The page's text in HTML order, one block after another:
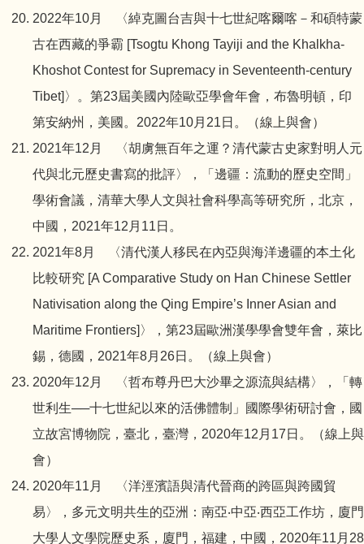
2022年10月 〈綽克圖台吉與十七世紀喀爾喀－和碩特蒙
古在西藏的爭霸 [Tsogtu Khong Tayiji and the Khalkha-
Khoshot Contest for Supremacy in Seventeenth-century
Tibet]〉。第23屆美國內陸歐亞學會年會，布魯明頓， 印
第安納州，美國。2022年10月21日。（線上與會）
2021年12月 〈胡虜無百年之運？清代蒙古史家對明人元
代與北元歷史書寫的批評〉，「邊疆：流動的歷史空間」
學術會議，清華大學人文與社會科學高等研究所，北京，
中國，2021年12月11日。
2021年8月 〈清代漢人移民在內亞與海洋邊疆的本土化
比較研究 [A Comparative Study on Han Chinese Settler
Nativisation along the Qing Empire’s Inner Asian and
Maritime Frontiers]〉，第23屆歐洲漢學學會雙年會，萊比
錫，德國，2021年8月26日。（線上與會）
2020年12月 〈哲布尊丹巴大沙畢之源流與結構〉，「轉
世利生──十七世紀以來的活佛體制」國際學術研討會，國
立故宮博物院，臺北，臺灣，2020年12月17日。（線上與
會）
2020年11月 〈洋涇濱語與清代晉商的跨區與跨國貿
易〉，多元文明共生的亞洲：南亞‧中亞‧西亞工作坊，廈門
大學人文學院歷史系，廈門，福建，中國，2020年11月28